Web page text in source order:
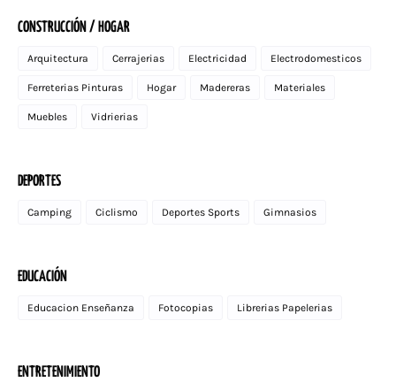
CONSTRUCCIÓN / HOGAR
Arquitectura Cerrajerias Electricidad Electrodomesticos
Ferreterias Pinturas Hogar Madereras Materiales
Muebles Vidrierias
DEPORTES
Camping Ciclismo Deportes Sports Gimnasios
EDUCACIÓN
Educacion Enseñanza Fotocopias Librerias Papelerias
ENTRETENIMIENTO